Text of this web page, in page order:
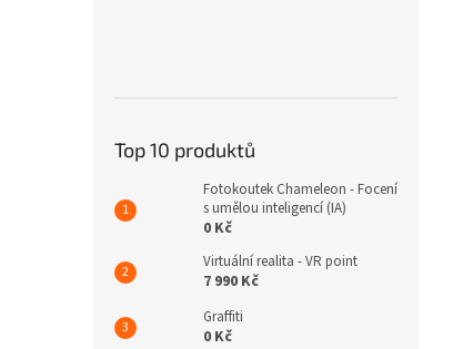
Top 10 produktů
Fotokoutek Chameleon - Focení
s umělou inteligencí (IA)
0 Kč
Virtuální realita - VR point
7 990 Kč
Graffiti
0 Kč